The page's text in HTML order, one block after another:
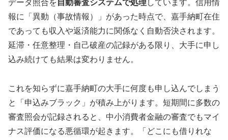
データ照合を自動審査システムで処理 しています。信用情
報に「異動（事故情報）」があった時点で、嘉手納町在住
であっても収入や返済能力に関係なく自動否決されます。
延滞・任意整理・自己破産の記録がある限り、大手に申し
込み続けても結果は変わりません。
これを知らずに嘉手納町の大手に何度も申し込んでしまう
と「申込みブラック」が積み上がります。短期間に多数の
審査照会が記録されると、中小消費者金融の審査でもマイ
ナス評価になる悪循環が起きます。「どこにも借りれな